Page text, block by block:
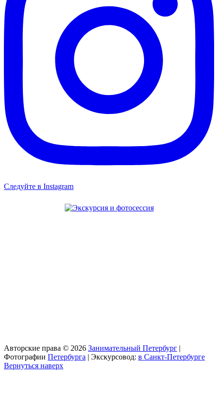
Следуйте в Instagram
Авторские права © 2026 Занимательный Петербург |
Фотографии Петербурга | Экскурсовод: в Санкт-Петербурге
Вернуться наверх